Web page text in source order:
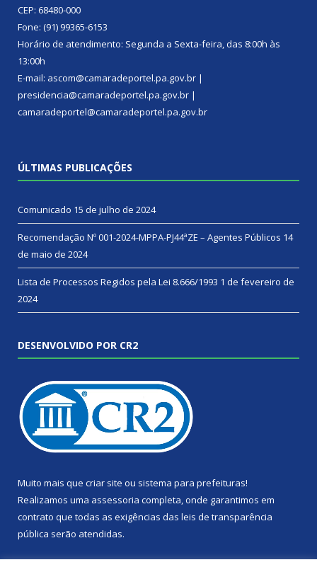
CEP: 68480-000
Fone: (91) 99365-6153
Horário de atendimento: Segunda a Sexta-feira, das 8:00h às
13:00h
E-mail: ascom@camaradeportel.pa.gov.br |
presidencia@camaradeportel.pa.gov.br |
camaradeportel@camaradeportel.pa.gov.br
ÚLTIMAS PUBLICAÇÕES
Comunicado 15 de julho de 2024
Recomendação Nº 001-2024-MPPA-PJ44ªZE – Agentes Públicos 14
de maio de 2024
Lista de Processos Regidos pela Lei 8.666/1993 1 de fevereiro de
2024
DESENVOLVIDO POR CR2
Muito mais que criar site ou sistema para prefeituras!
Realizamos uma assessoria completa, onde garantimos em
contrato que todas as exigências das leis de transparência
pública serão atendidas.